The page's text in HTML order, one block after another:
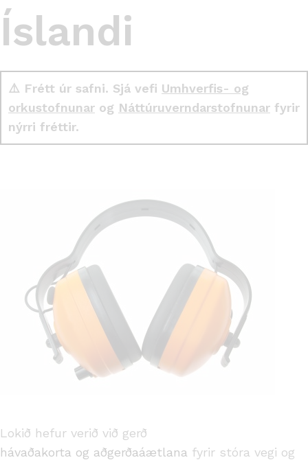
Íslandi
⚠️ Frétt úr safni. Sjá vefi Umhverfis- og
orkustofnunar og Náttúruverndarstofnunar fyrir
nýrri fréttir.
Lokið hefur verið við gerð
hávaðakorta og aðgerðaáætlana fyrir stóra vegi og